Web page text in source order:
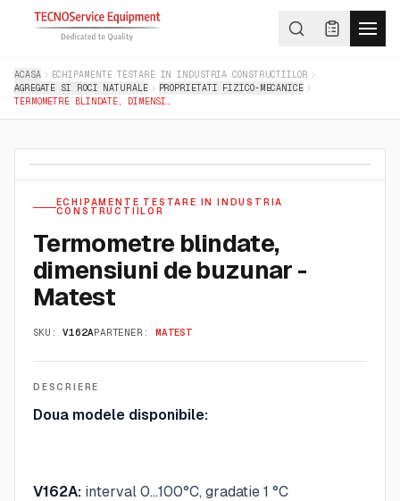
ACASA
ECHIPAMENTE TESTARE IN INDUSTRIA CONSTRUCTIILOR
AGREGATE SI ROCI NATURALE
PROPRIETATI FIZICO-MECANICE
ECHIPAMENTE TESTARE IN INDUSTRIA
CONSTRUCTIILOR
Termometre blindate,
dimensiuni de buzunar -
Matest
SKU: V162APARTENER: MATEST
DESCRIERE
Doua modele disponibile:
V162A: interval 0...100°C, gradatie 1 °C